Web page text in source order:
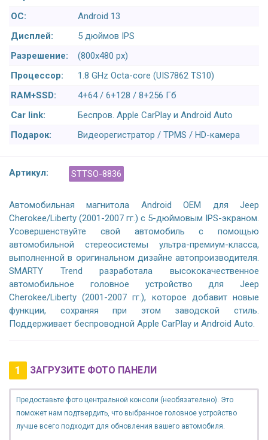
ОС:
Android 13
Дисплей:
5 дюймов IPS
Разрешение:
(800х480 px)
Процессор:
1.8 GHz Octa-core (UIS7862 TS10)
RAM+SSD:
4+64 / 6+128 / 8+256 Гб
Car link:
Беспров. Apple CarPlay и Android Auto
Подарок:
Видеорегистратор / TPMS / HD-камера
Артикул: STTSO-8836
Автомобильная магнитола Android OEM для Jeep
Cherokee/Liberty (2001-2007 гг.) с 5-дюймовым IPS-экраном.
Усовершенствуйте свой автомобиль с помощью
автомобильной стереосистемы ультра-премиум-класса,
выполненной в оригинальном дизайне автопроизводителя.
SMARTY Trend разработала высококачественное
автомобильное головное устройство для Jeep
Cherokee/Liberty (2001-2007 гг.), которое добавит новые
функции, сохраняя при этом заводской стиль.
Поддерживает беспроводной Apple CarPlay и Android Auto.
1 ЗАГРУЗИТЕ ФОТО ПАНЕЛИ
Предоставьте фото центральной консоли (необязательно). Это
поможет нам подтвердить, что выбранное головное устройство
лучше всего подходит для обновления вашего автомобиля.